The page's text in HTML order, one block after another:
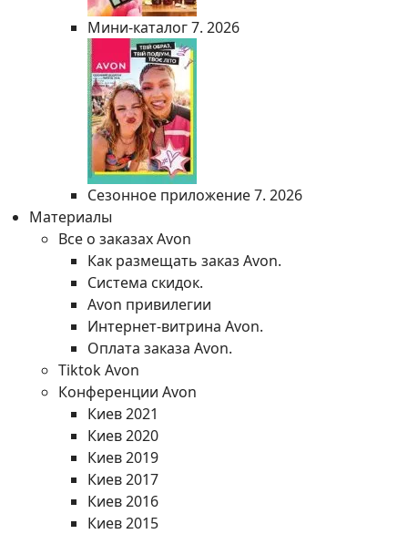
Мини-каталог 7. 2026
Сезонное приложение 7. 2026
Материалы
Все о заказах Avon
Как размещать заказ Avon.
Система скидок.
Avon привилегии
Интернет-витрина Avon.
Оплата заказа Avon.
Tiktok Avon
Конференции Avon
Киев 2021
Киев 2020
Киев 2019
Киев 2017
Киев 2016
Киев 2015